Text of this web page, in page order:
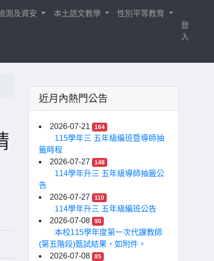
測及資安 本土語文教學
性別平等教育
登
入
近月內熱門公告
2026-07-21 164
115學年三 五年級編班暨導師抽
籤時程
2026-07-27
148
114學年升三 五年級導師抽籤公
告
2026-07-27
110
114學年升三 五年級編班公告
2026-07-08
90
本校115學年度第一次代課教師
(第五階段)甄試結果，如附件。
2026-07-08
85